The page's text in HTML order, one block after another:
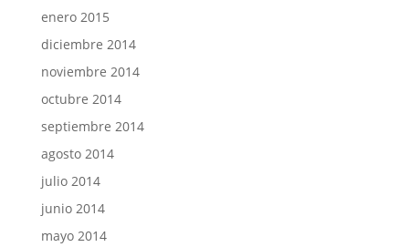
enero 2015
diciembre 2014
noviembre 2014
octubre 2014
septiembre 2014
agosto 2014
julio 2014
junio 2014
mayo 2014